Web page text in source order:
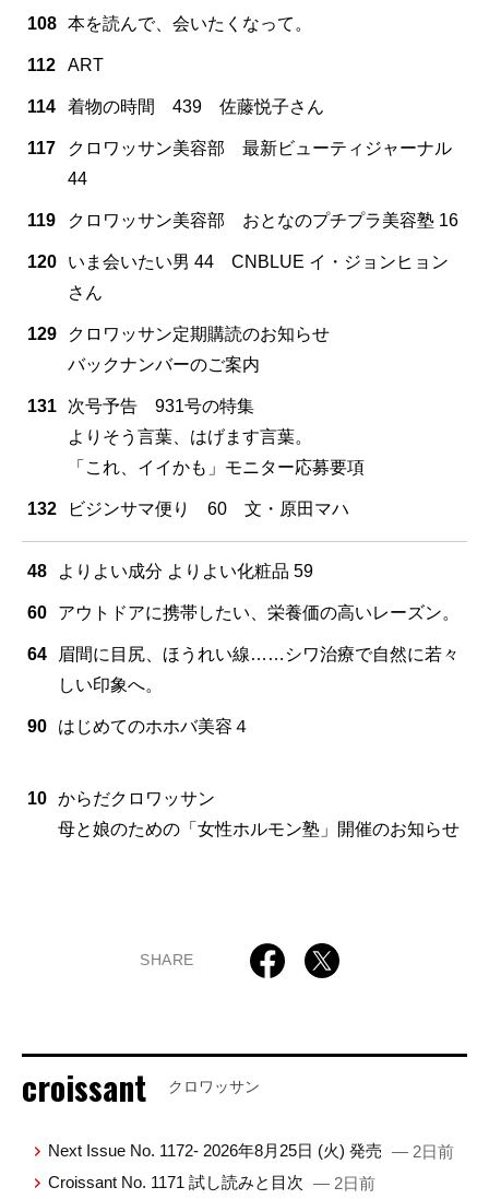
108 本を読んで、会いたくなって。
112 ART
114 着物の時間 439 佐藤悦子さん
117
クロワッサン美容部 最新ビューティジャーナル
44
119 クロワッサン美容部 おとなのプチプラ美容塾 16
120
いま会いたい男 44 CNBLUE イ・ジョンヒョン
さん
129
クロワッサン定期購読のお知らせ
バックナンバーのご案内
131
次号予告 931号の特集
よりそう言葉、はげます言葉。
「これ、イイかも」モニター応募要項
132 ビジンサマ便り 60 文・原田マハ
48 よりよい成分 よりよい化粧品 59
60 アウトドアに携帯したい、栄養価の高いレーズン。
64
眉間に目尻、ほうれい線……シワ治療で自然に若々
しい印象へ。
90 はじめてのホホバ美容４
10 からだクロワッサン
母と娘のための「女性ホルモン塾」開催のお知らせ
SHARE
croissant クロワッサン
Next Issue No. 1172- 2026年8月25日 (火) 発売 — 2日前
Croissant No. 1171 試し読みと目次 — 2日前